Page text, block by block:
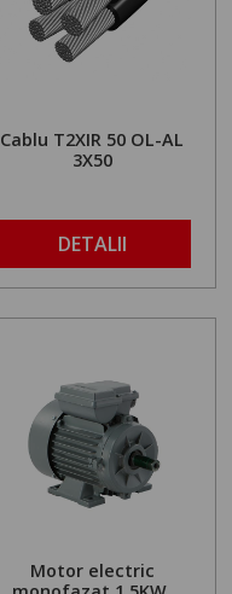
Cablu T2XIR 50 OL-AL
3X50
DETALII
Motor electric